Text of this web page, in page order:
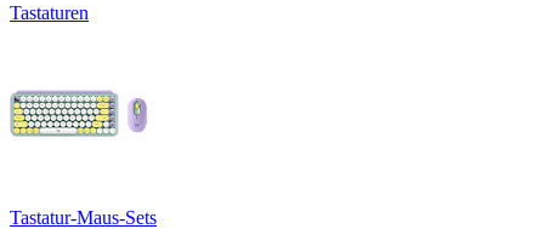
Tastaturen
Tastatur-Maus-Sets